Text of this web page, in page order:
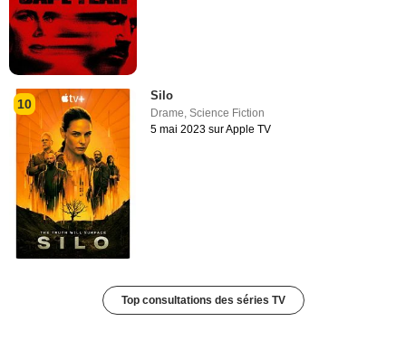
10
Silo
Drame,Science Fiction
5 mai 2023 sur Apple TV
Top consultations des séries TV